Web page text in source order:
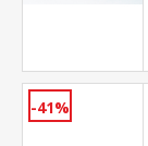
-41%